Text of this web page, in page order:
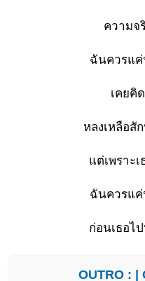
ความจ
ฉันควรแค่
เคยคิ
หลงเหลือสั
แต่เพราะ
ฉันควรแค่
ก่อนเธอไ
OUTRO : |